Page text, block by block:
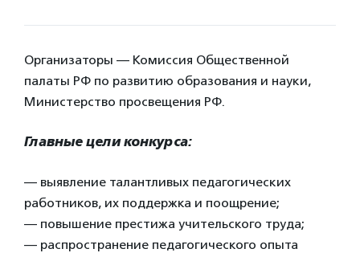
Организаторы — Комиссия Общественной
палаты РФ по развитию образования и науки,
Министерство просвещения РФ.
Главные цели конкурса:
— выявление талантливых педагогических
работников, их поддержка и поощрение;
— повышение престижа учительского труда;
— распространение педагогического опыта